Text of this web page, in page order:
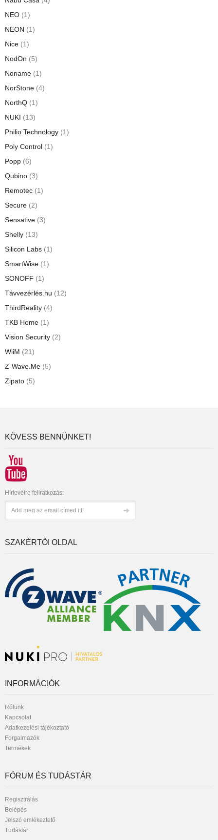
NEO (1)
NEON (1)
Nice (1)
NodOn (5)
Noname (1)
NorStone (4)
NorthQ (1)
NUKI (13)
Philio Technology (1)
Poly Control (1)
Popp (6)
Qubino (3)
Remotec (1)
Secure (2)
Sensative (3)
Shelly (13)
Silicon Labs (1)
SmartWise (1)
SONOFF (1)
Távvezérlés.hu (12)
ThirdReality (4)
TKB Home (1)
Vision Security (2)
WiiM (21)
Z-Wave.Me (5)
Zipato (5)
KÖVESS BENNÜNKET!
Hírlevélre feliratkozás:
SZAKÉRTŐI OLDAL
INFORMÁCIÓK
Rólunk
Kapcsolat
Adatkezelési tájékoztató
Forgalmazók
Termékek
FÓRUM ÉS TUDÁSTÁR
Regisztrálás
Belépés
Jelszó emlékeztető
Tudástár